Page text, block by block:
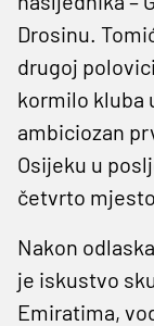
Drosinu.
drugoj
kormilo kluba
ambiciozan
Osijeku u
četvrto
Nakon
je iskustvo
Emiratima,